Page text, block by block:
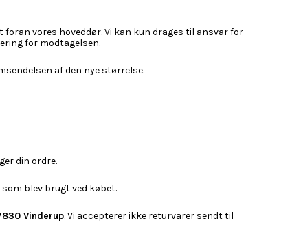
vores hoveddør. Vi kan kun drages til ansvar for
for modtagelsen.
af den nye størrelse.
din ordre.
blev brugt ved købet.
Vinderup. Vi accepterer ikke returvarer sendt til